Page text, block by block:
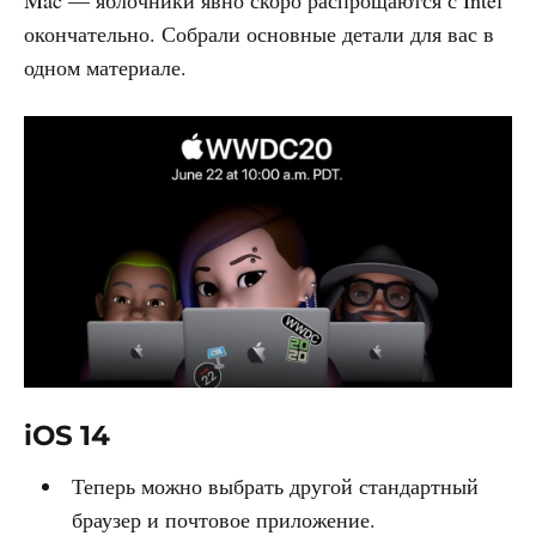
окончательно. Собрали основные детали для вас в
одном материале.
iOS 14
Теперь можно выбрать другой стандартный
браузер и почтовое приложение.